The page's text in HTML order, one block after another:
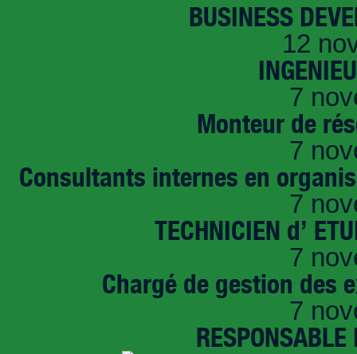
BUSINESS
12
7
Monteur de
7
Consultants internes en
7
TECHNICIEN d’
7
Chargé de gestion des
7